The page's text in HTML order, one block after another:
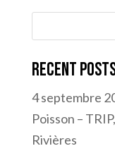
Recent
4 septembre
Poisson –
Rivières